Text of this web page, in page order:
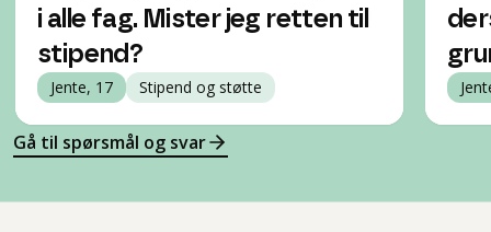
i alle fag. Mister jeg retten til
stipend?
Jente, 17 Stipend og støtte
Gå til spørsmål og svar